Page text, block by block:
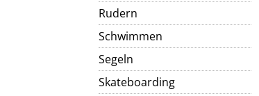
Rudern
Schwimmen
Segeln
Skateboarding